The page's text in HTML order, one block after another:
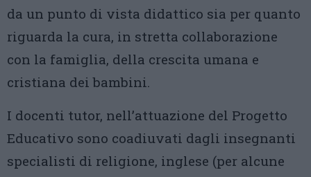
da un punto di vista didattico sia per quanto
riguarda la cura, in stretta collaborazione
con la famiglia, della crescita umana e
cristiana dei bambini.
I docenti tutor, nell’attuazione del Progetto
Educativo sono coadiuvati dagli insegnanti
specialisti di religione, inglese (per alcune